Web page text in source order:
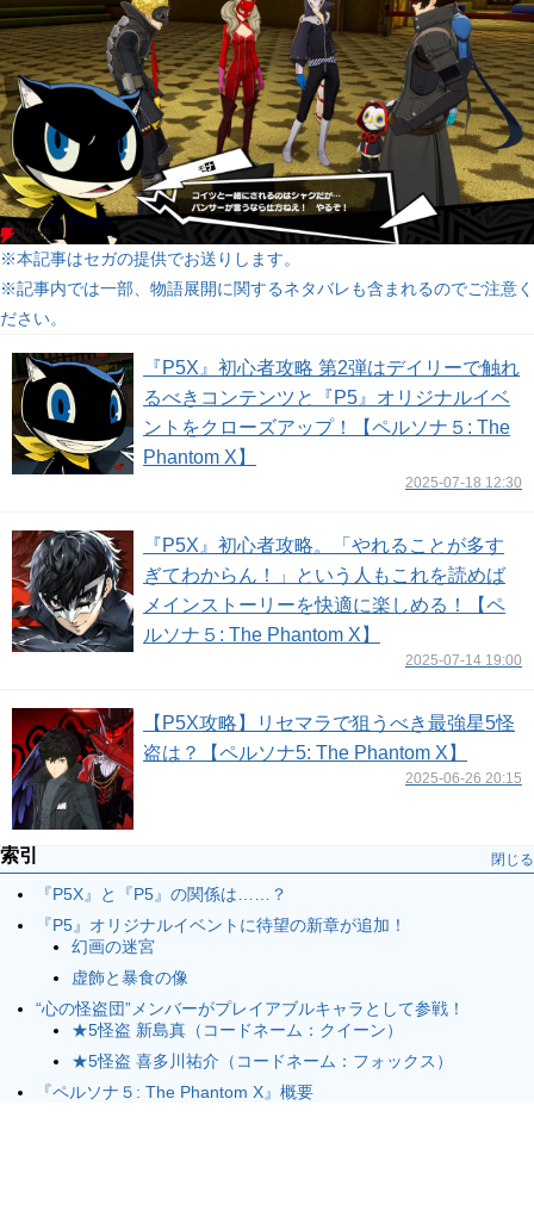
※本記事はセガの提供でお送りします。
※記事内では一部、物語展開に関するネタバレも含まれるのでご注意く
ださい。
『P5X』初心者攻略 第2弾はデイリーで触れ
るべきコンテンツと『P5』オリジナルイベ
ントをクローズアップ！【ペルソナ５: The
Phantom X】
2025-07-18 12:30
『P5X』初心者攻略。「やれることが多す
ぎてわからん！」という人もこれを読めば
メインストーリーを快適に楽しめる！【ペ
ルソナ５: The Phantom X】
2025-07-14 19:00
【P5X攻略】リセマラで狙うべき最強星5怪
盗は？【ペルソナ5: The Phantom X】
2025-06-26 20:15
索引 閉じる
『P5X』と『P5』の関係は……？
『P5』オリジナルイベントに待望の新章が追加！
幻画の迷宮
虚飾と暴食の像
“心の怪盗団”メンバーがプレイアブルキャラとして参戦！
★5怪盗 新島真（コードネーム：クイーン）
★5怪盗 喜多川祐介（コードネーム：フォックス）
『ペルソナ５: The Phantom X』概要